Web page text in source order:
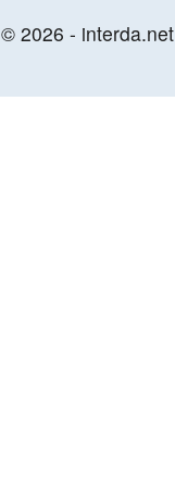
© 2026 - interda.net